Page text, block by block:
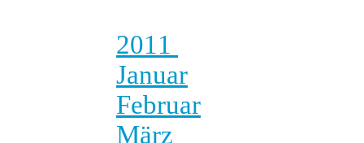
2011
Januar
Februar
März